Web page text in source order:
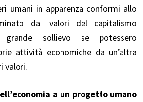
umani in apparenza conformi allo
dai valori del capitalismo
grande sollievo se potessero
attività economiche da un’altra
valori.
a un progetto umano